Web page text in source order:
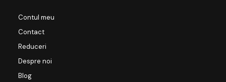
Contul meu
Contact
Reduceri
Despre noi
Blog